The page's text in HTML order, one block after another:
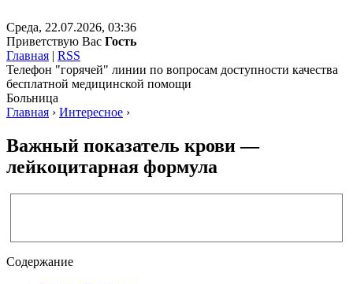
Среда, 22.07.2026, 03:36
Приветствую Вас Гость
Главная | RSS
Телефон "горячей" линии по вопросам доступности качества
бесплатной медицинской помощи
Больница
Главная › Интересное ›
Важный показатель крови —
лейкоцитарная формула
Содержание